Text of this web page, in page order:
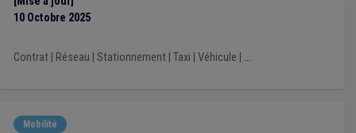
10 Octobre 2025
Contrat| Réseau Stationnement| Taxi Véhicule ...
Mobilité